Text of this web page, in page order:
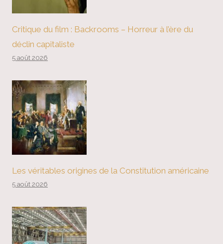
Critique du film : Backrooms – Horreur à l’ère du
déclin capitaliste
5 août 2026
Les véritables origines de la Constitution américaine
5 août 2026